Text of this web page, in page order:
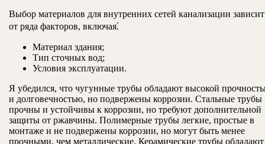
Выбор материалов для внутренних сетей канализации зависит
от ряда факторов, включая⁚
Материал здания;
Тип сточных вод;
Условия эксплуатации.
Я убедился, что чугунные трубы обладают высокой
и долговечностью, но подвержены коррозии. Стальные трубы
прочны и устойчивы к коррозии, но требуют дополнительной
защиты от ржавчины. Полимерные трубы легкие, простые в
монтаже и не подвержены коррозии, но могут быть менее
прочными, чем металлические. Керамические трубы обладают